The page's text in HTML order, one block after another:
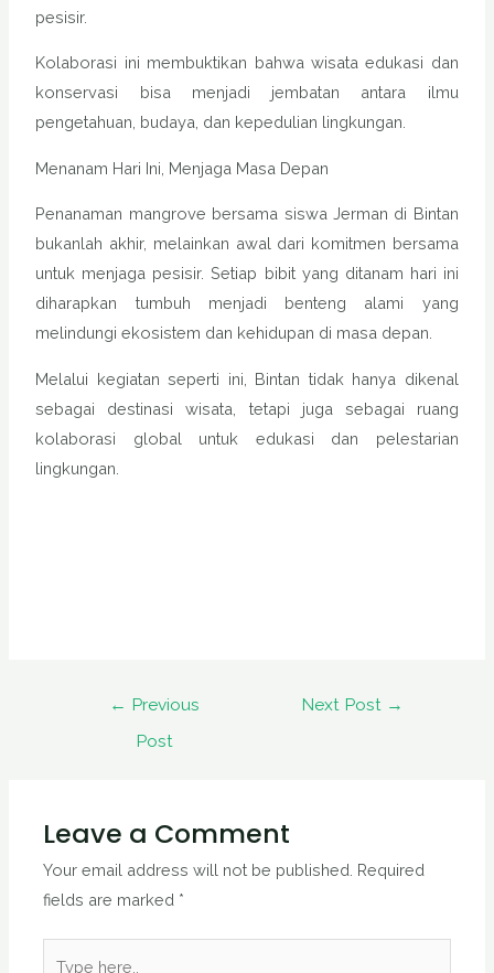
pesisir.
Kolaborasi ini membuktikan bahwa wisata edukasi dan
konservasi bisa menjadi jembatan antara ilmu
pengetahuan, budaya, dan kepedulian lingkungan.
Menanam Hari Ini, Menjaga Masa Depan
Penanaman mangrove bersama siswa Jerman di Bintan
bukanlah akhir, melainkan awal dari komitmen bersama
untuk menjaga pesisir. Setiap bibit yang ditanam hari ini
diharapkan tumbuh menjadi benteng alami yang
melindungi ekosistem dan kehidupan di masa depan.
Melalui kegiatan seperti ini, Bintan tidak hanya dikenal
sebagai destinasi wisata, tetapi juga sebagai ruang
kolaborasi global untuk edukasi dan pelestarian
lingkungan.
← Previous
Post
Next Post →
Leave a Comment
Your email address will not be published. Required
fields are marked *